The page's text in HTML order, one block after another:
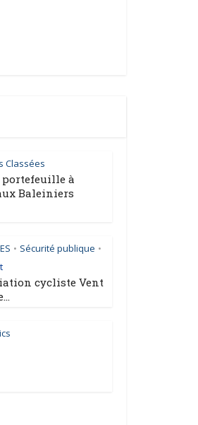
Classées
portefeuille à
Baleiniers
• Sécurité publique •
cycliste Vent